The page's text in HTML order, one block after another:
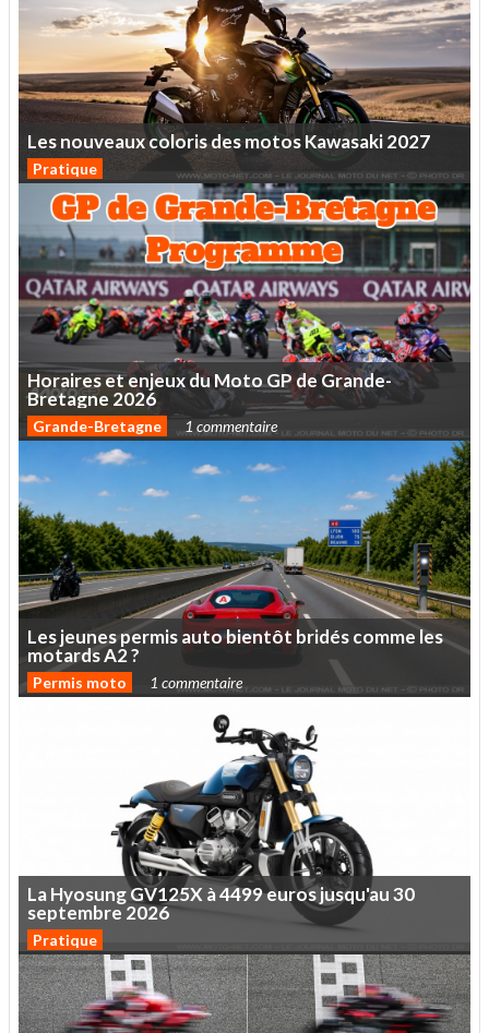
LesnouveauxcolorisdesmotosKawasaki2027
Pratique
HorairesetenjeuxduMotoGPdeGrande-
Bretagne 2026
Grande-Bretagne 1 commentaire
Lesjeunespermisautobientôt bridéscommeles
motardsA2?
Permis moto 1 commentaire
LaHyosungGV125X à4499eurosjusqu'au30
septembre 2026
Pratique